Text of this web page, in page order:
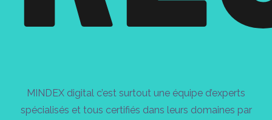
MINDEX digital c’est surtout une équipe d’experts
spécialisés et tous certifiés dans leurs domaines par